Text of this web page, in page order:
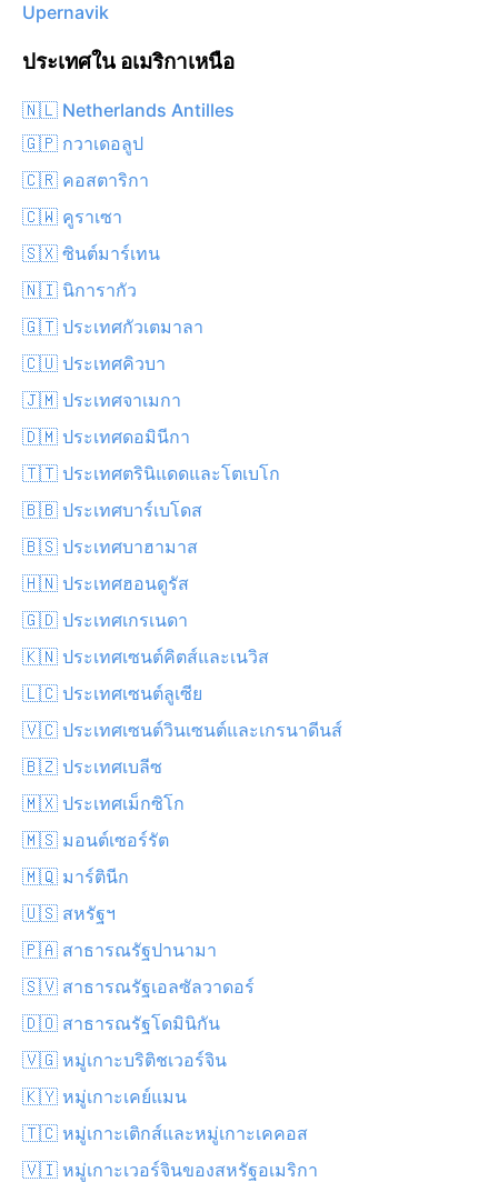
Upernavik
ประเทศใน อเมริกาเหนือ
🇳🇱 Netherlands Antilles
🇬🇵 กวาเดอลูป
🇨🇷 คอสตาริกา
🇨🇼 คูราเซา
🇸🇽 ซินต์มาร์เทน
🇳🇮 นิการากัว
🇬🇹 ประเทศกัวเตมาลา
🇨🇺 ประเทศคิวบา
🇯🇲 ประเทศจาเมกา
🇩🇲 ประเทศดอมินีกา
🇹🇹 ประเทศตรินิแดดและโตเบโก
🇧🇧 ประเทศบาร์เบโดส
🇧🇸 ประเทศบาฮามาส
🇭🇳 ประเทศฮอนดูรัส
🇬🇩 ประเทศเกรเนดา
🇰🇳 ประเทศเซนต์คิตส์และเนวิส
🇱🇨 ประเทศเซนต์ลูเซีย
🇻🇨 ประเทศเซนต์วินเซนต์และเกรนาดีนส์
🇧🇿 ประเทศเบลีซ
🇲🇽 ประเทศเม็กซิโก
🇲🇸 มอนต์เซอร์รัต
🇲🇶 มาร์ตินีก
🇺🇸 สหรัฐฯ
🇵🇦 สาธารณรัฐปานามา
🇸🇻 สาธารณรัฐเอลซัลวาดอร์
🇩🇴 สาธารณรัฐโดมินิกัน
🇻🇬 หมู่เกาะบริติชเวอร์จิน
🇰🇾 หมู่เกาะเคย์แมน
🇹🇨 หมู่เกาะเติกส์และหมู่เกาะเคคอส
🇻🇮 หมู่เกาะเวอร์จินของสหรัฐอเมริกา